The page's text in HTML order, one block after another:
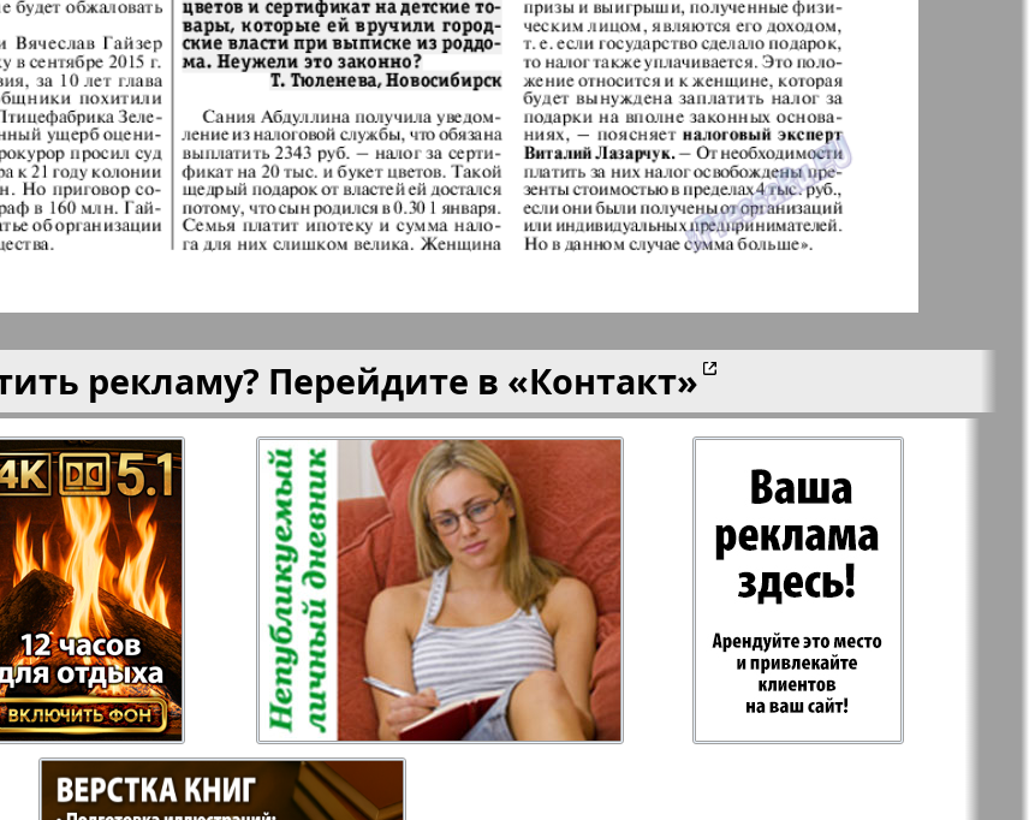
iDEAL Карьера Катюша
КП в Европе КП Испания Крот в Германии
Kulinar TV Kurorte aktuell LDK по-русски
Мост-Израиль Мюнхен-сити
My City Frankfurt
Наша Газета
Италия
Наша Газета
Ирландия
Наша марка
Новая Wолна Норд Объектив EU
Отдыхай-Купи-
продай
Партнер-север
рекламу? Перейдите в «Контакт»